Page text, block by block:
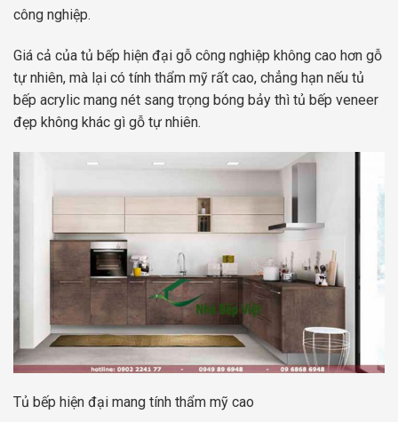
công nghiệp.
Giá cả của tủ bếp hiện đại gỗ công nghiệp không cao hơn gỗ
tự nhiên, mà lại có tính thẩm mỹ rất cao, chẳng hạn nếu tủ
bếp acrylic mang nét sang trọng bóng bảy thì tủ bếp veneer
đẹp không khác gì gỗ tự nhiên.
Tủ bếp hiện đại mang tính thẩm mỹ cao